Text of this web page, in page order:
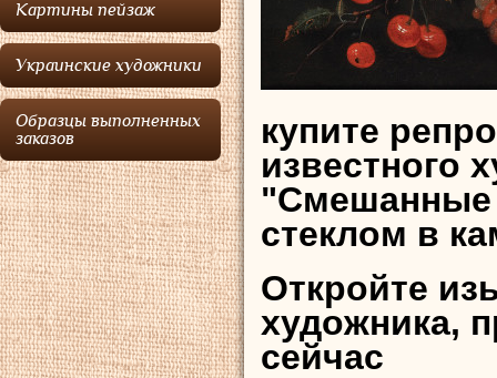
Картины пейзаж
Украинские художники
Образцы выполненных
заказов
купите
известного
"Смешанные
стеклом в
Откройте
художника,
сейчас